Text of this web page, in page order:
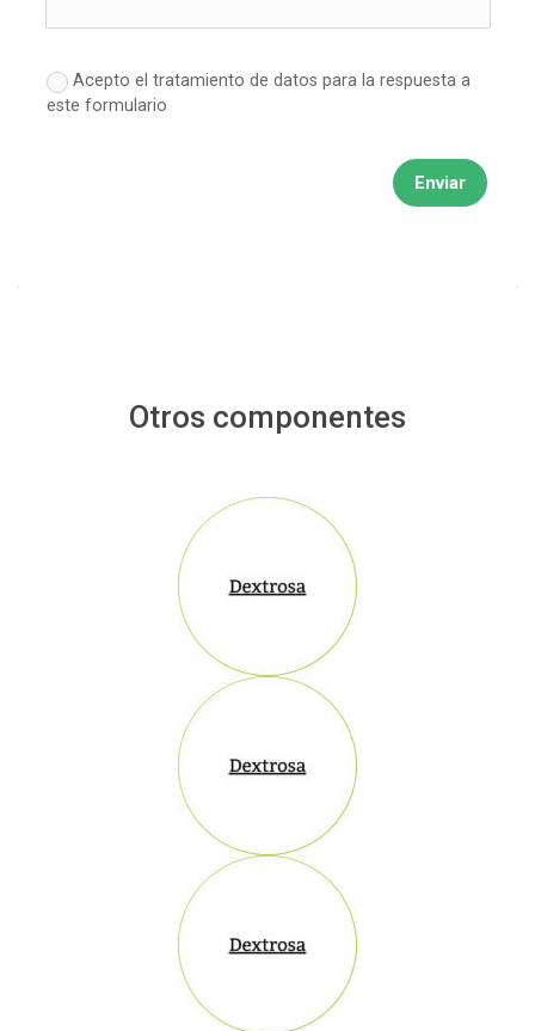
Acepto el tratamiento de datos para la respuesta a
este formulario
Enviar
Otros componentes